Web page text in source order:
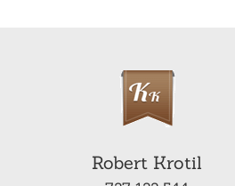
Robert Krotil